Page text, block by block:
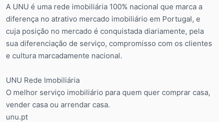
A UNU é uma rede imobiliária 100% nacional que marca a
diferença no atrativo mercado imobiliário em Portugal, e
cuja posição no mercado é conquistada diariamente, pela
sua diferenciação de serviço, compromisso com os clientes
e cultura marcadamente nacional.
UNU Rede Imobiliária
O melhor serviço imobiliário para quem quer comprar casa,
vender casa ou arrendar casa.
unu.pt